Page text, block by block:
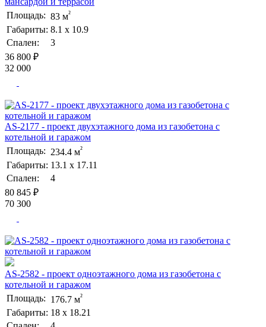
Площадь: 83 м²
Габариты: 8.1 х 10.9
Спален:
3
36 800 ₽
32 000
AS-2177 - проект двухэтажного дома из газобетона с
котельной и гаражом
Площадь: 234.4 м²
Габариты: 13.1 х 17.11
Спален:
4
80 845 ₽
70 300
AS-2582 - проект одноэтажного дома из газобетона с
котельной и гаражом
Площадь: 176.7 м²
Габариты: 18 х 18.21